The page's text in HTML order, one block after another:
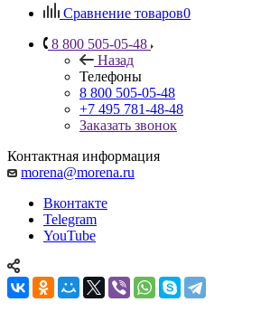
Сравнение товаров0
8 800 505-05-48
Назад
Телефоны
8 800 505-05-48
+7 495 781-48-48
Заказать звонок
Контактная информация
morena@morena.ru
Вконтакте
Telegram
YouTube